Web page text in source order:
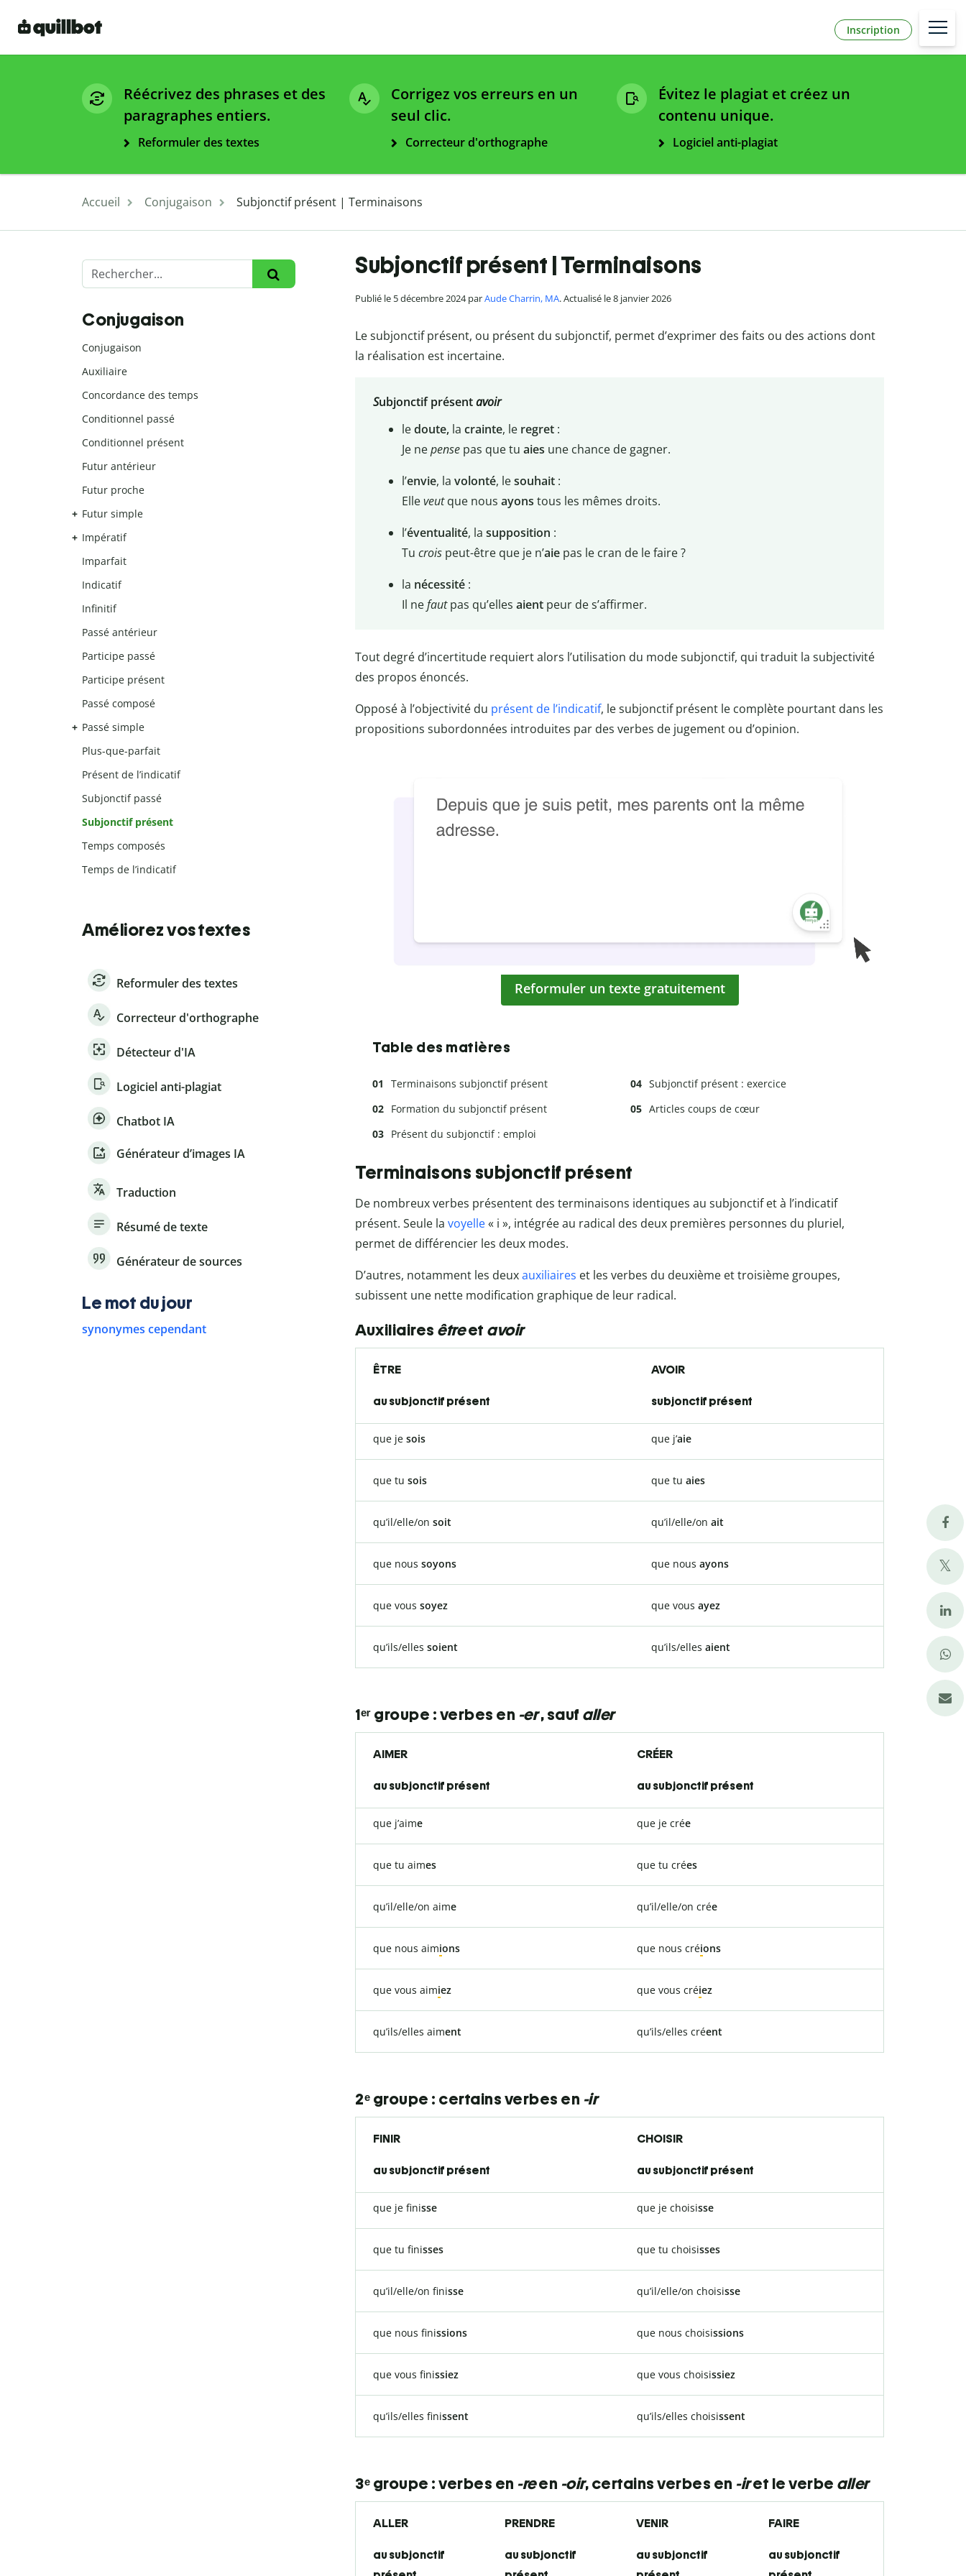
Inscription
Réécrivez des phrases et des
paragraphes entiers.
Reformuler des textes
Corrigez vos erreurs en un
seul clic.
Correcteur d'orthographe
Évitez le plagiat et créez un
contenu unique.
Logiciel anti-plagiat
Accueil Conjugaison Subjonctif présent | Terminaisons
Subjonctif présent | Terminaisons
Publié le 5 décembre 2024 parAude Charrin, MA. Actualisé le 8 janvier 2026
Le subjonctif présent, ou présent du subjonctif, permet d’exprimer des faits ou des actions dont
la réalisation est incertaine.
Subjonctif présentavoir
ledoute, la crainte, le regret:
Je nepense pas que tu aies une chance de gagner.
l’envie, la volonté, lesouhait:
Elleveutque nous ayons tous les mêmes droits.
l’éventualité, la supposition :
Tu crois peut-être que je n’aiepas le cran de le faire ?
la nécessité:
Il nefautpas qu’elles aient peur de s’affirmer.
Tout degré d’incertitude requiert alors l’utilisation du mode subjonctif, qui traduit la subjectivité
des propos énoncés.
Opposé à l’objectivité du présent de l’indicatif, le subjonctif présent le complète pourtant dans les
propositions subordonnées introduites par des verbes de jugement ou d’opinion.
Reformuler un texte gratuitement
Table des matières
Terminaisons subjonctif présent
Formation du subjonctif présent
Présent du subjonctif : emploi
Subjonctif présent : exercice
Articles coups de cœur
Terminaisons subjonctif présent
De nombreux verbes présentent des terminaisons identiques au subjonctif et à l’indicatif
présent. Seule la voyelle« i », intégrée au radical des deux premières personnes du pluriel,
permet de différencier les deux modes.
D’autres, notamment les deuxauxiliaires et les verbes du deuxième et troisième groupes,
subissent une nette modification graphique de leur radical.
Auxiliaires êtreet avoir
ÊTRE
au subjonctif présent
AVOIR
subjonctif présent
que je sois que j’aie
que tu sois que tu aies
qu’il/elle/on soit qu’il/elle/on ait
que nous soyons que nous ayons
que vous soyez que vous ayez
qu’ils/elles soient qu’ils/elles aient
1ᵉʳ groupe : verbes en -er, sauf aller
AIMER
au subjonctif présent
CRÉER
au subjonctif présent
que j’aime que je crée
que tu aimes que tu crées
qu’il/elle/on aime qu’il/elle/on crée
que nous aimions que nous créions
que vous aimiez que vous créiez
qu’ils/elles aiment qu’ils/elles créent
2ᵉ groupe : certains ​verbes en -ir
FINIR
au subjonctif présent
CHOISIR
au subjonctif présent
que je finisse que je choisisse
que tu finisses que tu choisisses
qu’il/elle/on finisse qu’il/elle/on choisisse
que nous finissions que nous choisissions
que vous finissiez que vous choisissiez
qu’ils/elles finissent qu’ils/elles choisissent
3ᵉ groupe : verbes en -reen -oir, certains verbes en -iret le verbe aller
ALLER
au subjonctif
PRENDRE
au subjonctif
VENIR
au subjonctif
FAIRE
au subjonctif
Conjugaison
Conjugaison
Auxiliaire
Concordance des temps
Conditionnel passé
Conditionnel présent
Futur antérieur
Futur proche
Futur simple
Impératif
Imparfait
Indicatif
Infinitif
Passé antérieur
Participe passé
Participe présent
Passé composé
Passé simple
Plus-que-parfait
Présent de l’indicatif
Subjonctif passé
Subjonctif présent
Temps composés
Temps de l’indicatif
Améliorez vos textes
Reformuler des textes
Correcteur d'orthographe
Détecteur d'IA
Logiciel anti-plagiat
Chatbot IA
Générateur d’images IA
Traduction
Résumé de texte
Générateur de sources
Le mot du jour
synonymes cependant